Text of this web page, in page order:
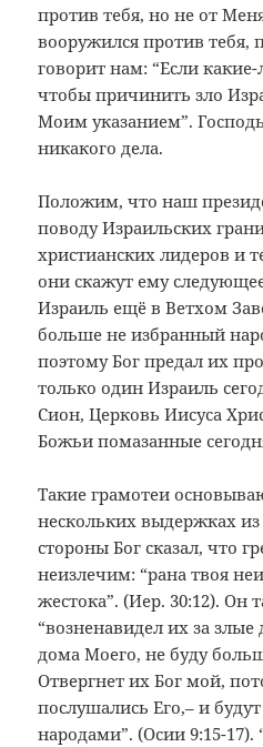
против тебя, но не от
вооружился против тебя,
говорит нам: “Если
чтобы причинить зло
Моим указанием”.
никакого дела.
Положим, что наш
поводу Израильских
христианских лидеров и
они скажут ему
Израиль ещё в Ветхом
больше не избранный
поэтому Бог предал их
только один Израиль
Сион, Церковь Иисуса
Божьи помазанные
Такие грамотеи
нескольких выдержках
стороны Бог сказал, что
неизлечим: “рана твоя
жестока”. (Иер. 30:12). Он
“возненавидел их за
дома Моего, не буду
Отвергнет их Бог мой,
послушались Его,– и
народами”. (Осии 9:15-